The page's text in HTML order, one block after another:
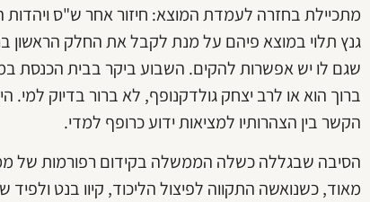
מתכיילת בחזרה לעמדת המוצא: חיזור אחר ש"ס
גנץ תלוי במוצא פיהם על מנת לקבל את החלק הראשון
שגם לו יש אפשרות להקים. השבוע ביקר בבית
ברוך הוא או לרב יצחק גולדקנופף, לא ברור בדיוק
הקשר בין הצהרותיו למציאות ידוע כרופף למדי.
הסיבה שבגללה כשלה הממשלה בקידום רפורמות של
מאוד, כשנואשה התקווה לפיצול הליכוד, קיוו בנט